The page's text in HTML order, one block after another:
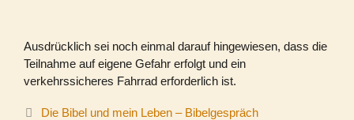
Ausdrücklich sei noch einmal darauf hingewiesen, dass die
Teilnahme auf eigene Gefahr erfolgt und ein
verkehrssicheres Fahrrad erforderlich ist.
Die Bibel und mein Leben – Bibelgespräch